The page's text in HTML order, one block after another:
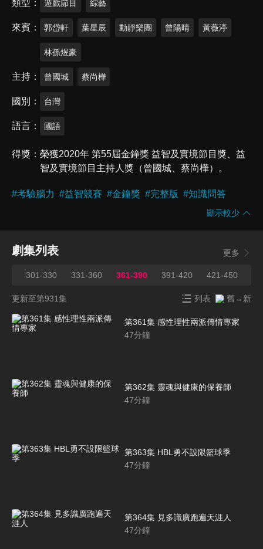
類型 遊戲節目 綜藝
來賓 郭岱軒 葉星辰 動靜樂團 曾陽晴 黃薇渟
林孫煜豪
主持 曾國城 蔡尚樺
國別 台灣
語言 國語
得獎
榮獲2020年 第55屆金鐘獎 益智及實境節目獎、益
智及實境節目主持人獎（曾國城、蔡尚樺）。
#考驗腦力 #益智競賽 #金鐘獎 #完整版 #知識問答
顯示較少
劇集列表 更多
301-330 331-360 361-390 391-420 421-450
更新至第931集 列表 舊→新
第361集 感性理性兩派傳情專家
47分鐘
第362集 靈魂與健康的保養師
47分鐘
第363集 HBL勇不設限籃球季
47分鐘
第364集 見多識廣跑遍天涯人
47分鐘